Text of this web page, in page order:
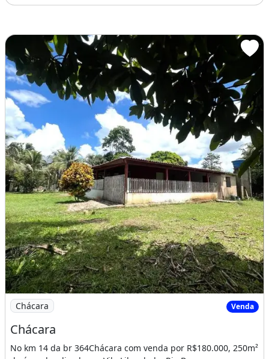
Imagem: Chácara
Chácara Venda
Chácara
No km 14 da br 364Chácara com venda por R$180.000, 250m²